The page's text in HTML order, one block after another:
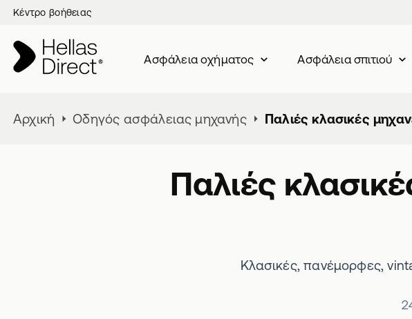
Κέντρο βοήθειας
Ασφάλεια oχήματος Ασφάλεια σπιτιού
Αρχική Οδηγός ασφάλειας μηχανής Παλιές κλασικές
Παλιές
Κλασικές, πανέμορφες,